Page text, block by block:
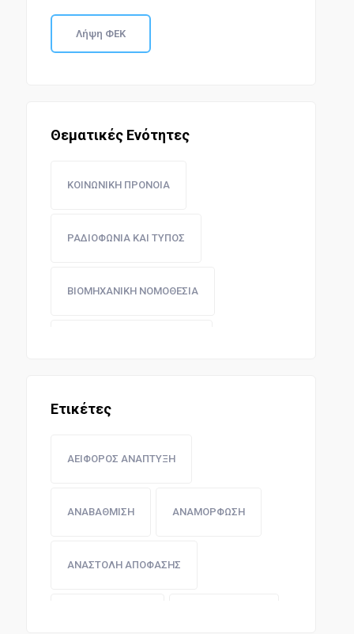
Λήψη ΦΕΚ
Θεματικές Ενότητες
ΚΟΙΝΩΝΙΚΗ ΠΡΟΝΟΙΑ
ΡΑΔΙΟΦΩΝΙΑ ΚΑΙ ΤΥΠΟΣ
ΒΙΟΜΗΧΑΝΙΚΗ ΝΟΜΟΘΕΣΙΑ
Ετικέτες
ΑΕΙΦΟΡΟΣ ΑΝΑΠΤΥΞΗ
ΑΝΑΒΑΘΜΙΣΗ ΑΝΑΜΟΡΦΩΣΗ
ΑΝΑΣΤΟΛΗ ΑΠΟΦΑΣΗΣ